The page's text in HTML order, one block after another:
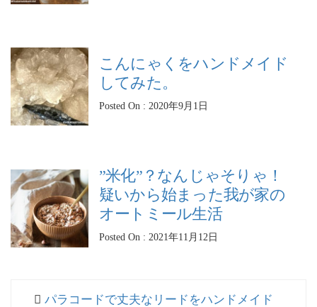
こんにゃくをハンドメイド
してみた。
Posted On : 2020年9月1日
”米化”？なんじゃそりゃ！
疑いから始まった我が家の
オートミール生活
Posted On : 2021年11月12日
過
パラコードで丈夫なリードをハンドメイド